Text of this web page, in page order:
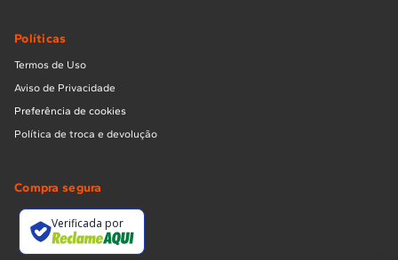
Políticas
Termos de Uso
Aviso de Privacidade
Preferência de cookies
Política de troca e devolução
Compra segura
Verificada por